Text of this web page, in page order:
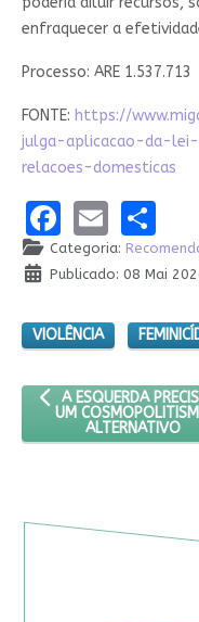
enfraquecer a
Processo: ARE 1.537.713
FONTE: https://
julga-aplicacao-da-
relacoes-domesticas
Facebook
Email
Categoria:
Publicado: 08 Mai
VIOLÊNCIA
ARTIGO ANTERIOR: A
A ESQUERDA
UM
ALTERNATIVO